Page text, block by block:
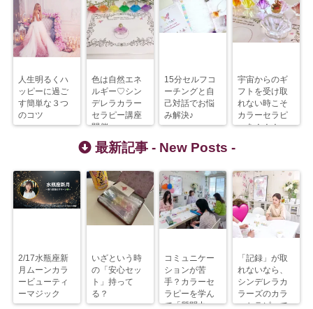
人生明るくハ
ッピーに過ご
す簡単な３つ
のコツ
色は自然エネ
ルギー♡シン
デレラカラー
セラピー講座
開催
15分セルフコ
ーチングと自
己対話でお悩
み解決♪
宇宙からのギ
フトを受け取
れない時こそ
カラーセラピ
ーを！！！
最新記事 - New Posts -
2/17水瓶座新
月ムーンカラ
ービューティ
ーマジック
いざという時
の「安心セッ
ト」持って
る？
コミュニケー
ションが苦
手？カラーセ
ラピーを学ん
で「質問力」
「記録」が取
れないなら、
シンデレラカ
ラーズのカラ
ーセラピーで